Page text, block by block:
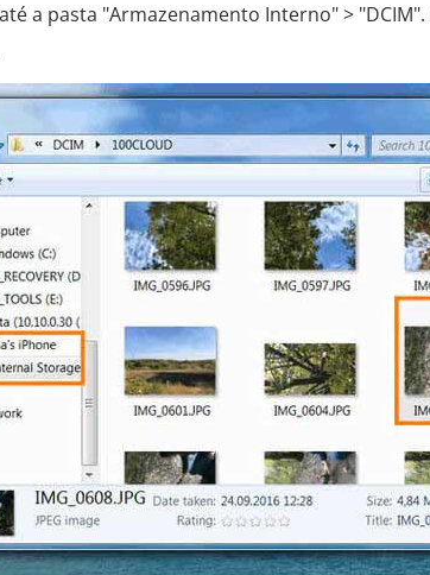
a pasta "Armazenamento Interno" >